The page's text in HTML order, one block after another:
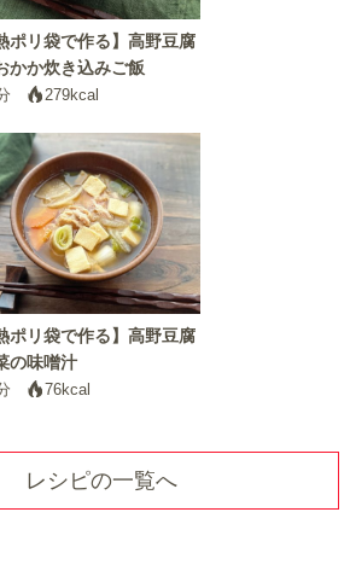
ポリ袋で作る】高野豆腐
かか炊き込みご飯
279kcal
ポリ袋で作る】高野豆腐
の味噌汁
76kcal
レシピの一覧へ